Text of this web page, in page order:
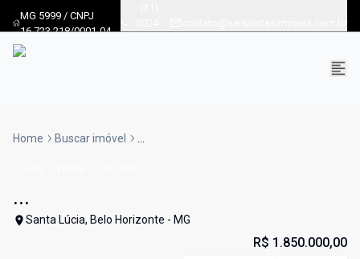
MG 5999 / CNPJ
16.723.218/0001-04
Home Buscar imóvel ...
...
Santa Lúcia, Belo Horizonte - MG
R$ 1.850.000,00